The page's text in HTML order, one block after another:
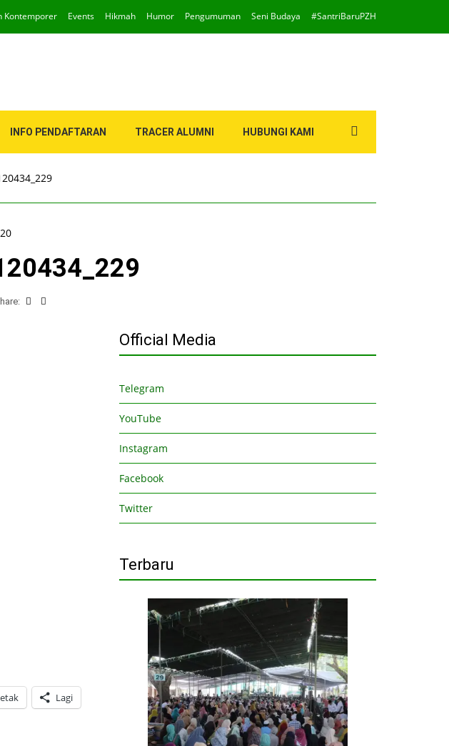
Kontemporer Events Hikmah Humor Pengumuman Seni Budaya #SantriBaruPZH
INFO PENDAFTARAN TRACER ALUMNI HUBUNGI KAMI
Lagi
Official Media
Telegram
YouTube
Instagram
Facebook
Twitter
Terbaru